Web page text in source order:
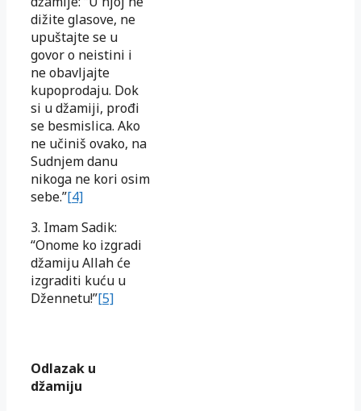
dižite glasove, ne
upuštajte se u
govor o neistini i
ne obavljajte
kupoprodaju. Dok
si u džamiji, prođi
se besmislica. Ako
ne učiniš ovako, na
Sudnjem danu
nikoga ne kori osim
sebe.”[4]
3. Imam Sadik:
“Onome ko izgradi
džamiju Allah će
izgraditi kuću u
Džennetu!”[5]
Odlazak u
džamiju